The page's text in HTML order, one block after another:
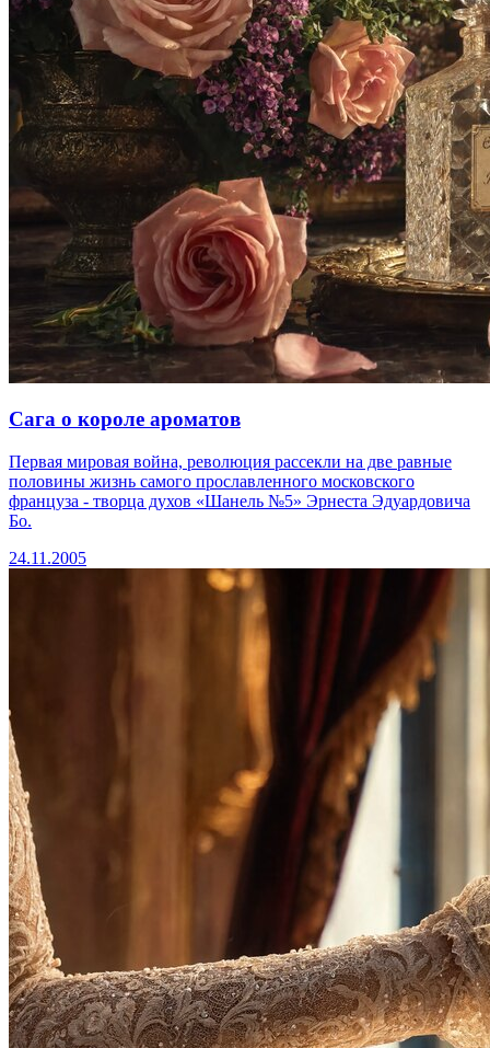
Сага о короле ароматов
Первая мировая война, революция рассекли на две равные
половины жизнь самого прославленного московского
француза - творца духов «Шанель №5» Эрнеста Эдуардовича
Бо.
24.11.2005